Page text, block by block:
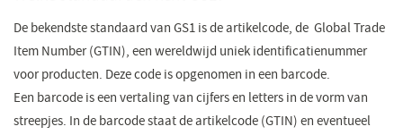
De bekendste standaard van GS1 is de artikelcode, de Global Trade
Item Number (GTIN), een wereldwijd uniek identificatienummer
voor producten. Deze code is opgenomen in een barcode.
Een barcode is een vertaling van cijfers en letters in de vorm van
streepjes. In de barcode staat de artikelcode (GTIN) en eventueel